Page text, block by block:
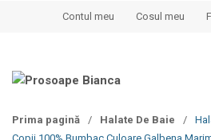
Contul meu Cosul meu
Prima pagină / Halate De Baie /